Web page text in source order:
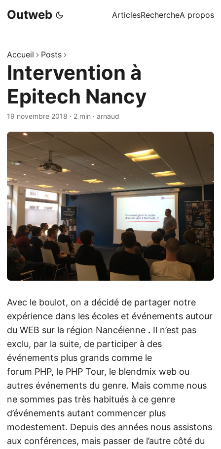
Outweb ArticlesRechercheA propos
Accueil Posts
Intervention à
Epitech Nancy
19 novembre 2018 · 2 min · arnaud
Avec le boulot, on a décidé de partager notre
expérience dans les écoles et événements autour
du WEB sur la région Nancéienne . Il n’est pas
exclu, par la suite, de participer à des
événements plus grands comme le
forum PHP, le PHP Tour, le blendmix web ou
autres événements du genre. Mais comme nous
ne sommes pas très habitués à ce genre
d’événements autant commencer plus
modestement. Depuis des années nous assistons
aux conférences, mais passer de l’autre côté du